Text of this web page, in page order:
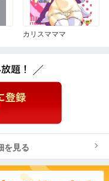
カリスマママ
を見る